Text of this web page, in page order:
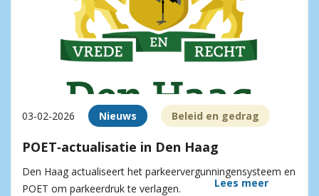
03-02-2026 Nieuws Beleid en gedrag
POET‑actualisatie in Den Haag
Den Haag actualiseert het parkeervergunningensysteem en
POET om parkeerdruk te verlagen.
Lees meer